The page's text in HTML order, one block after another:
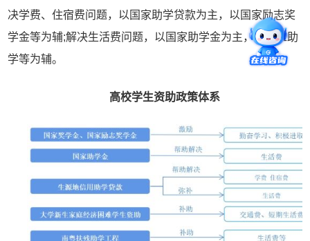
决学费、住宿费问题，以国家助学贷款为主，以国家励志奖
学金等为辅;解决生活费问题，以国家助学金为主，以勤工助
学等为辅。
高校学生资助政策体系